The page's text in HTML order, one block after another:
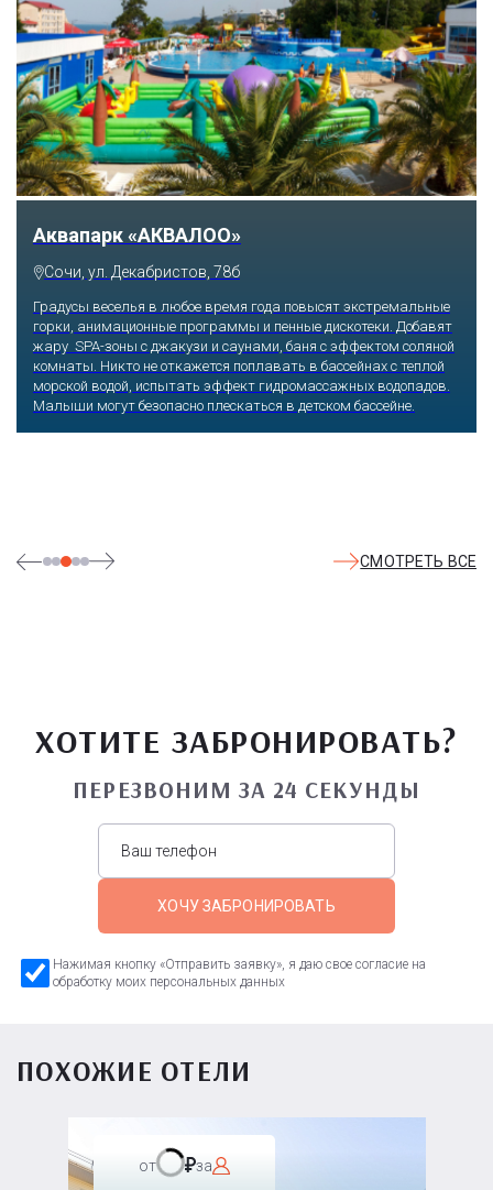
Тематический парк развлечений «Сочи
Парк»
Сочи, Олимпийский проспект, 21
Оказавшись здесь, словно попадаешь в сказку: встречаешь
любимых героев русского фольклора, получаешь возможность
сколько душе угодно кататься на аттракционах европейского
уровня. Гости участвуют в увлекательных квестах и творческих
СМОТРЕТЬ ВСЕ
ХОТИТЕ ЗАБРОНИРОВАТЬ?
ПЕРЕЗВОНИМ ЗА 24 СЕКУНДЫ
ХОЧУ ЗАБРОНИРОВАТЬ
Нажимая кнопку «Отправить заявку», я даю свое согласие на
обработку моих персональных данных
ПОХОЖИЕ ОТЕЛИ
от за